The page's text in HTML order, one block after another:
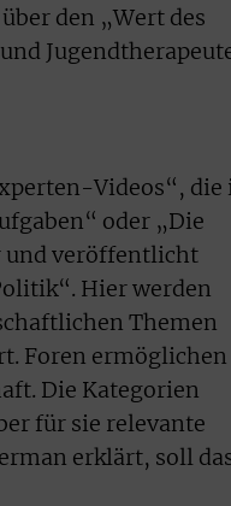
den „Wert des
Videos“, die
oder „Die
und veröffentlicht
Hier werden
Themen
Foren ermöglichen
Die Kategorien
für sie relevante
erklärt, soll